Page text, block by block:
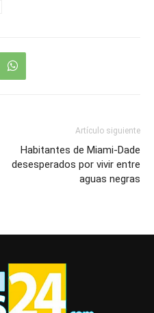
Artículo siguiente
Habitantes de Miami-Dade
desesperados por vivir entre
aguas negras